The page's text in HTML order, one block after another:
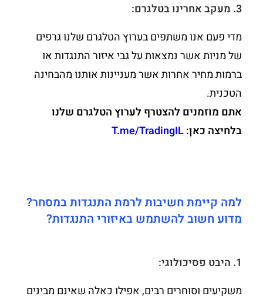
3. מעקב אחרינו בטלגרם:
מדי פעם אנו משתפים בערוץ הטלגרם שלנו גרפים
של מניות אשר נמצאות על גבי איזור התנגדות או
ברמות מחיר אחרות אשר מעניינות אותנו מהבחינה
הטכנית.
אתם מוזמנים להצטרף לערוץ הטלגרם שלנו
בלחיצה כאן:T.me/TradingIL
למה קיימת חשיבות לרמת התנגדות במסחר?
מדוע חשוב להשתמש באיזורי התנגדות?
1. היבט פסיכולוגי:
משקיעים וסוחרים רבים, אפילו כאלה שאינם מבינים